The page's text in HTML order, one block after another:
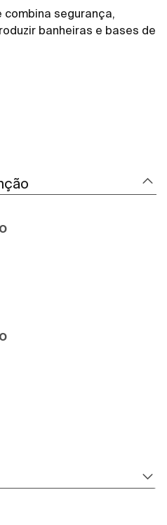
combina segurança,
banheiras e bases de